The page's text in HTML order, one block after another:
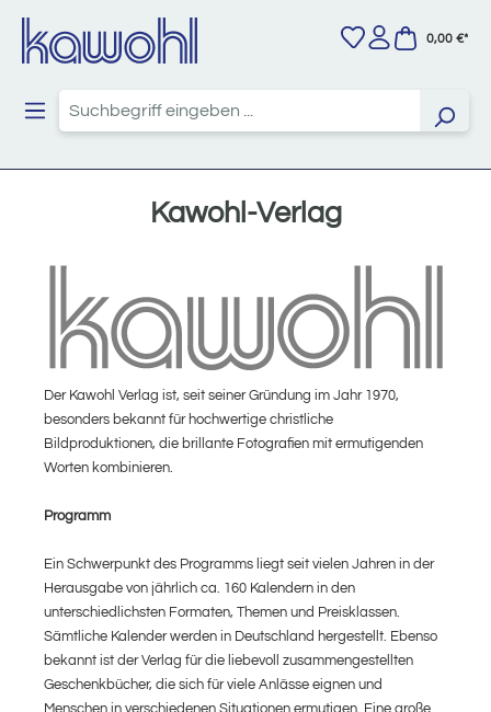
0,00 €*
Kawohl-Verlag
Der Kawohl Verlag ist, seit seiner Gründung im Jahr 1970,
besonders bekannt für hochwertige christliche
Bildproduktionen, die brillante Fotografien mit ermutigenden
Worten kombinieren.
Programm
Ein Schwerpunkt des Programms liegt seit vielen Jahren in der
Herausgabe von jährlich ca. 160 Kalendern in den
unterschiedlichsten Formaten, Themen und Preisklassen.
Sämtliche Kalender werden in Deutschland hergestellt. Ebenso
bekannt ist der Verlag für die liebevoll zusammengestellten
Geschenkbücher, die sich für viele Anlässe eignen und